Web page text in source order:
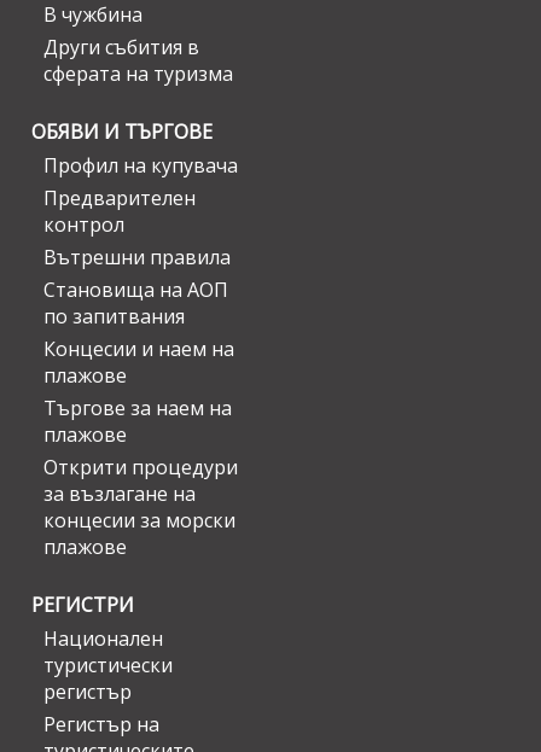
В чужбина
Други събития в
сферата на туризма
ОБЯВИ И ТЪРГОВЕ
Профил на купувача
Предварителен
контрол
Вътрешни правила
Становища на АОП
по запитвания
Концесии и наем на
плажове
Търгове за наем на
плажове
Открити процедури
за възлагане на
концесии за морски
плажове
РЕГИСТРИ
Национален
туристически
регистър
Регистър на